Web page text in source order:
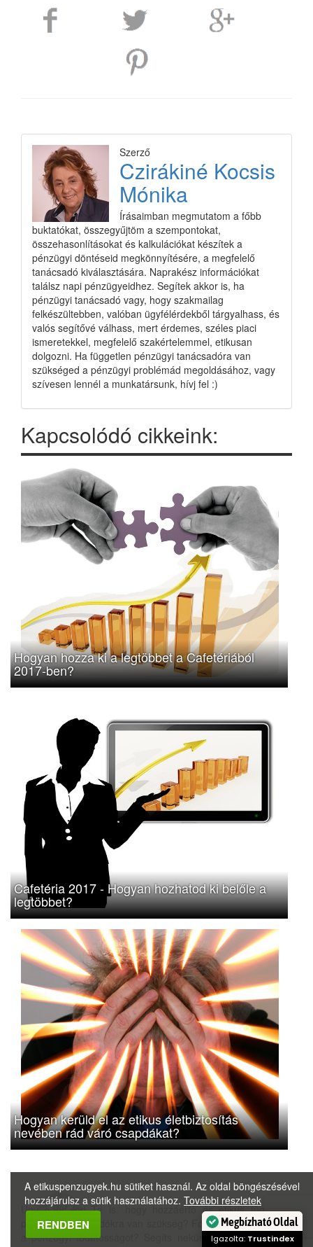
Szerző
Czirákiné Kocsis
Mónika
Írásaimban megmutatom a főbb
buktatókat, összegyűjtöm a szempontokat,
összehasonlításokat és kalkulációkat készítek a
pénzügyi döntéseid megkönnyítésére, a megfelelő
tanácsadó kiválasztására. Naprakész információkat
találsz napi pénzügyeidhez. Segítek akkor is, ha
pénzügyi tanácsadó vagy, hogy szakmailag
felkészültebben, valóban ügyfélérdekből tárgyalhass, és
valós segítővé válhass, mert érdemes, széles piaci
ismeretekkel, megfelelő szakértelemmel, etikusan
dolgozni. Ha független pénzügyi tanácsadóra van
szükséged a pénzügyi problémád megoldásához, vagy
szívesen lennél a munkatársunk, hívj fel :)
Kapcsolódó cikkeink:
Hogyan hozza ki a legtöbbet a Cafetériából
2017-ben?
Cafetéria 2017 - Hogyan hozhatod ki belőle a
legtöbbet?
Hogyan kerüld el az etikus életbiztosítás
nevében rád váró csapdákat?
Úgy gondolod Te is, hogy hozzáértő és etikus független
pénzügyi tanácsadókra van szükség? Fontosnak tartod Te is
a pénzügyi tudatosságot? Segíts nekünk, hogy minél több
A etikuspenzugyek.hu sütiket használ. Az oldal böngészésével
hozzájárulsz a sütik használatához. További részletek
RENDBEN
Megbízható Oldal